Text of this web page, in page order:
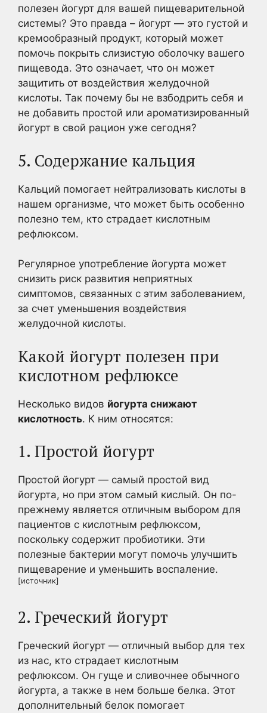
полезен йогурт для вашей пищеварительной
системы? Это правда – йогурт — это густой и
кремообразный продукт, который может
помочь покрыть слизистую оболочку вашего
пищевода. Это означает, что он может
защитить от воздействия желудочной
кислоты. Так почему бы не взбодрить себя и
не добавить простой или ароматизированный
йогурт в свой рацион уже сегодня?
5. Содержание кальция
Кальций помогает нейтрализовать кислоты в
нашем организме, что может быть особенно
полезно тем, кто страдает кислотным
рефлюксом.
Регулярное употребление йогурта может
снизить риск развития неприятных
симптомов, связанных с этим заболеванием,
за счет уменьшения воздействия
желудочной кислоты.
Какой йогурт полезен при
кислотном рефлюксе
Несколько видов йогурта снижают
кислотность. К ним относятся:
1. Простой йогурт
Простой йогурт — самый простой вид
йогурта, но при этом самый кислый. Он по-
прежнему является отличным выбором для
пациентов с кислотным рефлюксом,
поскольку содержит пробиотики. Эти
полезные бактерии могут помочь улучшить
пищеварение и уменьшить воспаление.
[источник]
2. Греческий йогурт
Греческий йогурт — отличный выбор для тех
из нас, кто страдает кислотным
рефлюксом. Он гуще и сливочнее обычного
йогурта, а также в нем больше белка. Этот
дополнительный белок помогает